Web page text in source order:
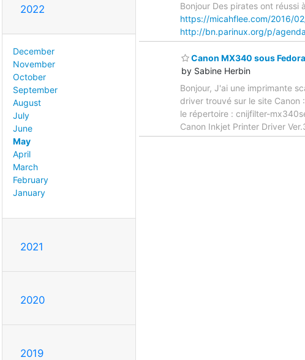
2022
December
November
October
September
August
July
June
May
April
March
February
January
2021
2020
2019
Bonjour Des pirates ont réussi
https://micahflee.com/2016/
http://bn.parinux.org/p/agenda
Canon MX340 sous
by Sabine Herbin
Bonjour, J'ai une imprimante
driver trouvé sur le site Canon
le répertoire : cnijfilter-
Canon Inkjet Printer Driver